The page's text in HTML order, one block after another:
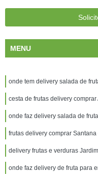
MENU
onde tem delivery salada de
cesta de frutas delivery comprar
onde faz delivery salada de
frutas delivery comprar
delivery frutas e verduras
onde faz delivery de fruta para